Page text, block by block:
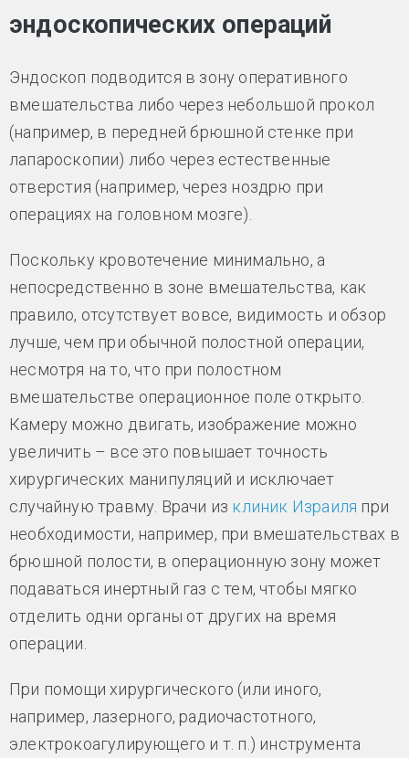
эндоскопических операций
Эндоскоп подводится в зону оперативного
вмешательства либо через небольшой прокол
(например, в передней брюшной стенке при
лапароскопии) либо через естественные
отверстия (например, через ноздрю при
операциях на головном мозге).
Поскольку кровотечение минимально, а
непосредственно в зоне вмешательства, как
правило, отсутствует вовсе, видимость и обзор
лучше, чем при обычной полостной операции,
несмотря на то, что при полостном
вмешательстве операционное поле открыто.
Камеру можно двигать, изображение можно
увеличить – все это повышает точность
хирургических манипуляций и исключает
случайную травму. Врачи из клиник Израиля при
необходимости, например, при вмешательствах в
брюшной полости, в операционную зону может
подаваться инертный газ с тем, чтобы мягко
отделить одни органы от других на время
операции.
При помощи хирургического (или иного,
например, лазерного, радиочастотного,
электрокоагулирующего и т. п.) инструмента